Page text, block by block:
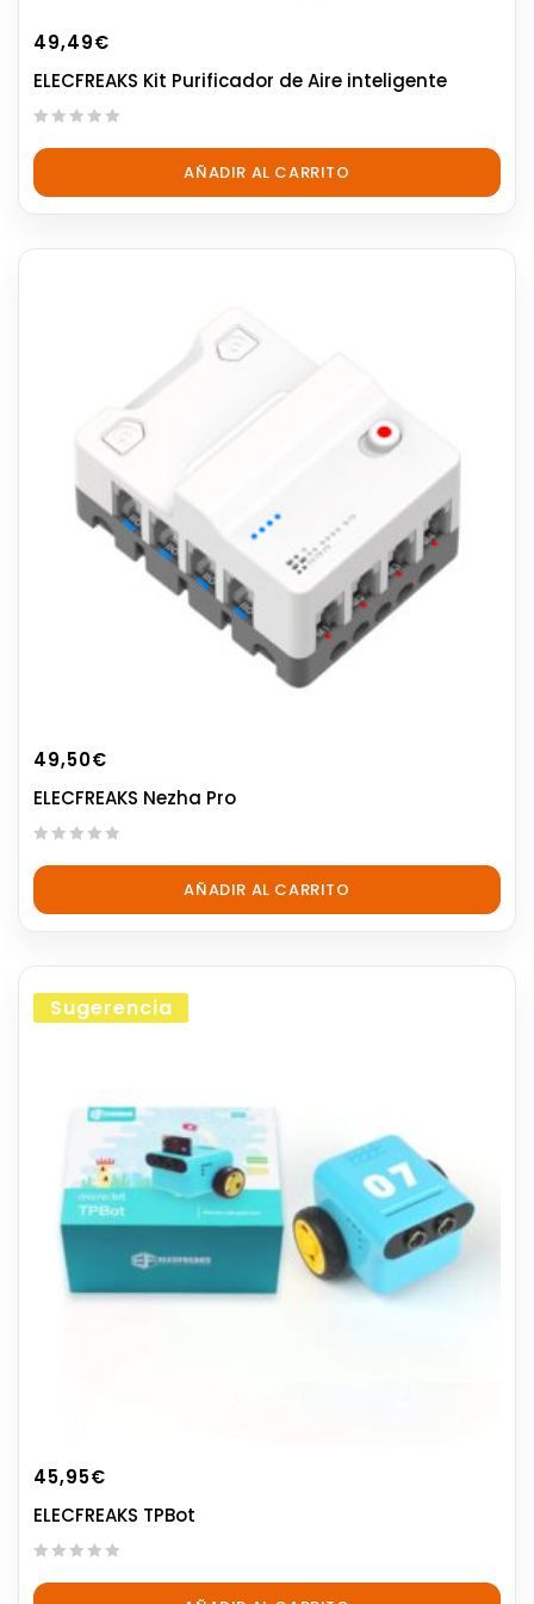
49,49€
ELECFREAKS Kit Purificador de Aire inteligente
out
5
AÑADIR AL CARRITO
49,50€
ELECFREAKS Nezha Pro
out
5
AÑADIR AL CARRITO
Sugerencia
45,95€
ELECFREAKS TPBot
out